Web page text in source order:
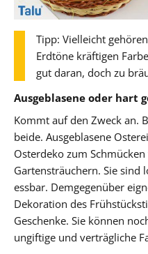
Tipp: Vielleicht
Erdtöne kräftigen
gut daran, doch zu
Ausgeblasene oder hart
Kommt auf den Zweck an.
beide. Ausgeblasene
Osterdeko zum
Gartensträuchern. Sie sind
essbar. Demgegenüber
Dekoration des
Geschenke. Sie können
ungiftige und verträgliche